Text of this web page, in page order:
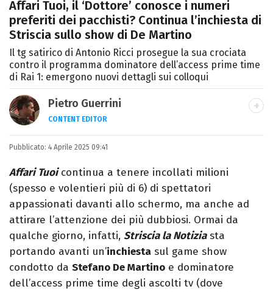
Affari Tuoi, il ‘Dottore’ conosce i numeri
preferiti dei pacchisti? Continua l’inchiesta di
Striscia sullo show di De Martino
Il tg satirico di Antonio Ricci prosegue la sua crociata
contro il programma dominatore dell’access prime time
di Rai 1: emergono nuovi dettagli sui colloqui
Pietro Guerrini
CONTENT EDITOR
Laurea in Lettere, smania di viaggi e
passione per i cartoni (della pizza e della
Pixar).
Pubblicato: 4 Aprile 2025 09:41
Affari Tuoicontinua a tenere incollati milioni
(spesso e volentieri più di 6) di spettatori
appassionati davanti allo schermo, ma anche ad
attirare l’attenzione dei più dubbiosi. Ormai da
qualche giorno, infatti, Striscia la Notiziasta
portando avanti un’inchiesta sul game show
condotto da Stefano De Martino e dominatore
dell’access prime time degli ascolti tv (dove